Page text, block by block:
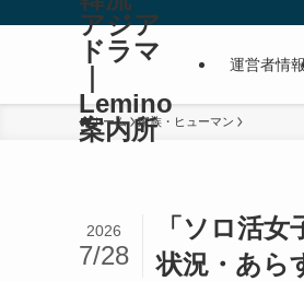
アジア
ドラマ
Lemino
案内所
運営者情
ホーム 家族・ヒューマン
「ソロ活
状況・あら
2026
7/28